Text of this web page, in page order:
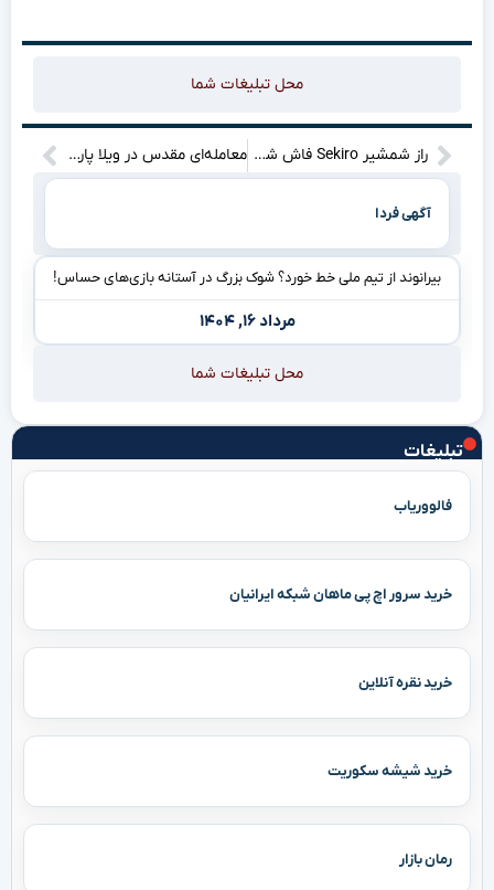
تبلیغات
فالووریاب
خرید سرور اچ پی ماهان شبکه ایرانیان
خرید نقره آنلاین
خرید شیشه سکوریت
رمان بازار
محل تبلیغات شما
راز شمشیر Sekiro فاش شد: انیمه‌ای که نفس‌تان را بند می‌آورد! معامله‌ای مقدس در ویلا پارک؟ ستاره محبوب، قلب شیرها را تسخیر می‌کند!
آگهی فردا
بیرانوند از تیم ملی خط خورد؟ شوک بزرگ در آستانه بازی‌های حساس!
مرداد ۱۶, ۱۴۰۴
محل تبلیغات شما